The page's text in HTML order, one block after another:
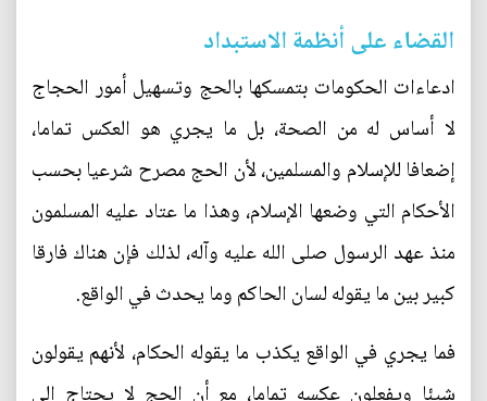
القضاء على أنظمة الاستبداد
ادعاءات الحكومات بتمسكها بالحج وتسهيل أمور الحجاج
لا أساس له من الصحة، بل ما يجري هو العكس تماما،
إضعافا للإسلام والمسلمين، لأن الحج مصرح شرعيا بحسب
الأحكام التي وضعها الإسلام، وهذا ما عتاد عليه المسلمون
منذ عهد الرسول صلى الله عليه وآله، لذلك فإن هناك فارقا
كبير بين ما يقوله لسان الحاكم وما يحدث في الواقع.
فما يجري في الواقع يكذب ما يقوله الحكام، لأنهم يقولون